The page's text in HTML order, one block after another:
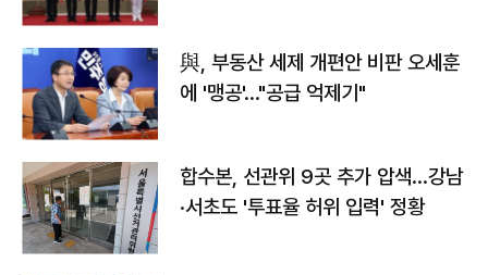
與, 부동산 세제 개편안 비판 오세훈
에 '맹공'…"공급 억제기"
합수본, 선관위 9곳 추가 압색…강남
·서초도 '투표율 허위 입력' 정황